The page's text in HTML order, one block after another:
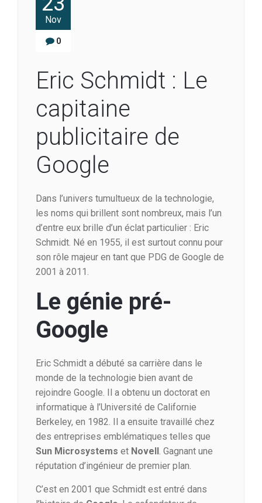
Nov
0
Eric Schmidt : Le
capitaine
publicitaire de
Google
Dans l’univers tumultueux de la technologie,
les noms qui brillent sont nombreux, mais l’un
d’entre eux brille d’un éclat particulier : Eric
Schmidt. Né en 1955, il est surtout connu pour
son rôle majeur en tant que PDG de Google de
2001 à 2011.
Le génie pré-
Google
Eric Schmidt a débuté sa carrière dans le
monde de la technologie bien avant de
rejoindre Google. Il a obtenu un doctorat en
informatique à l’Université de Californie
Berkeley, en 1982. Il a ensuite travaillé chez
des entreprises emblématiques telles que
Sun Microsystems et Novell. Gagnant une
réputation d’ingénieur de premier plan.
C’est en 2001 que Schmidt est entré dans